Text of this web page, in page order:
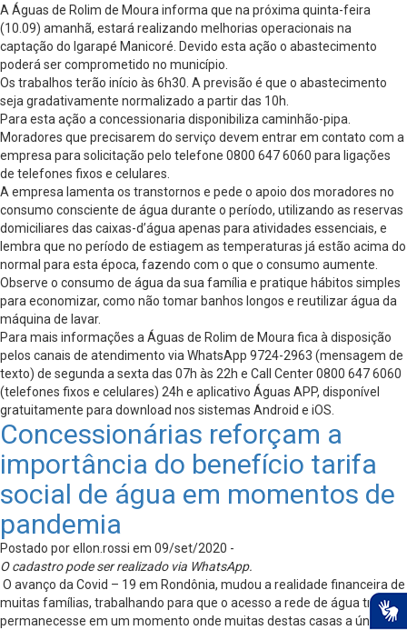
A Águas de Rolim de Moura informa que na próxima quinta-feira
(10.09) amanhã, estará realizando melhorias operacionais na
captação do Igarapé Manicoré. Devido esta ação o abastecimento
poderá ser comprometido no município.
Os trabalhos terão início às 6h30. A previsão é que o abastecimento
seja gradativamente normalizado a partir das 10h.
Para esta ação a concessionaria disponibiliza caminhão-pipa.
Moradores que precisarem do serviço devem entrar em contato com a
empresa para solicitação pelo telefone 0800 647 6060 para ligações
de telefones fixos e celulares.
A empresa lamenta os transtornos e pede o apoio dos moradores no
consumo consciente de água durante o período, utilizando as reservas
domiciliares das caixas-d’água apenas para atividades essenciais, e
lembra que no período de estiagem as temperaturas já estão acima do
normal para esta época, fazendo com o que o consumo aumente.
Observe o consumo de água da sua família e pratique hábitos simples
para economizar, como não tomar banhos longos e reutilizar água da
máquina de lavar.
Para mais informações a Águas de Rolim de Moura fica à disposição
pelos canais de atendimento via WhatsApp 9724-2963 (mensagem de
texto) de segunda a sexta das 07h às 22h e Call Center 0800 647 6060
(telefones fixos e celulares) 24h e aplicativo Águas APP, disponível
gratuitamente para download nos sistemas Android e iOS.
Concessionárias reforçam a
importância do benefício tarifa
social de água em momentos de
pandemia
Postado por ellon.rossi em 09/set/2020 -
O cadastro pode ser realizado via WhatsApp.
O avanço da Covid – 19 em Rondônia, mudou a realidade financeira de
muitas famílias, trabalhando para que o acesso a rede de água tratada
permanecesse em um momento onde muitas destas casas a única